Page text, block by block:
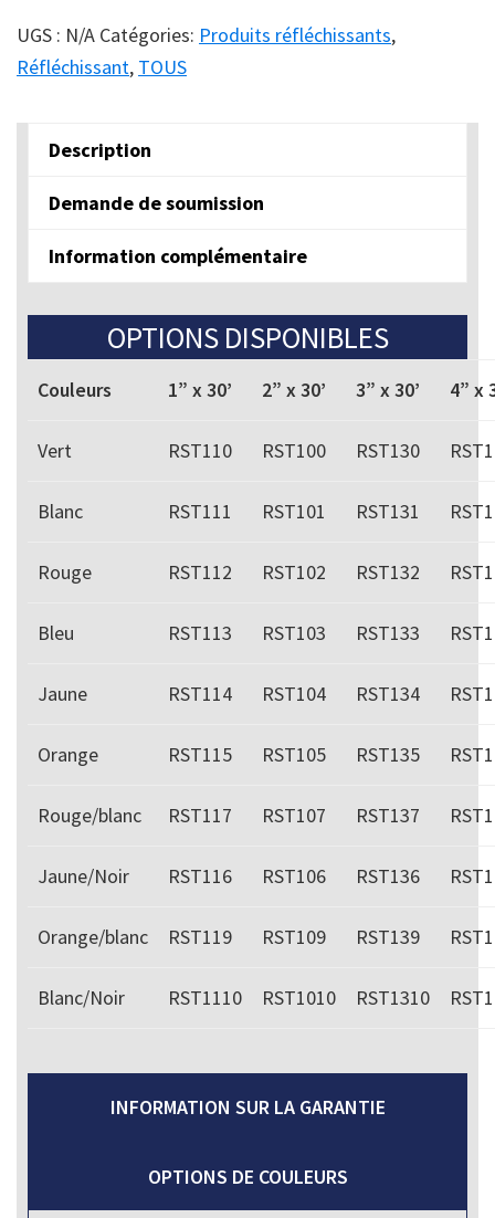
quantity
UGS : N/A Catégories: Produits réfléchissants,
Réfléchissant, TOUS
Description
Demande de soumission
Information complémentaire
OPTIONS DISPONIBLES
Couleurs 1” x 30’ 2” x 30’ 3” x 30’ 4” x
Vert RST110 RST100 RST130
Blanc RST111 RST101 RST131
Rouge RST112 RST102 RST132
Bleu RST113 RST103 RST133
Jaune RST114 RST104 RST134
Orange RST115 RST105 RST135
Rouge/blanc RST117 RST107 RST137
Jaune/Noir RST116 RST106 RST136
Orange/blanc RST119 RST109 RST139
Blanc/Noir RST1110 RST1010 RST1310
INFORMATION SUR LA GARANTIE
OPTIONS DE COULEURS